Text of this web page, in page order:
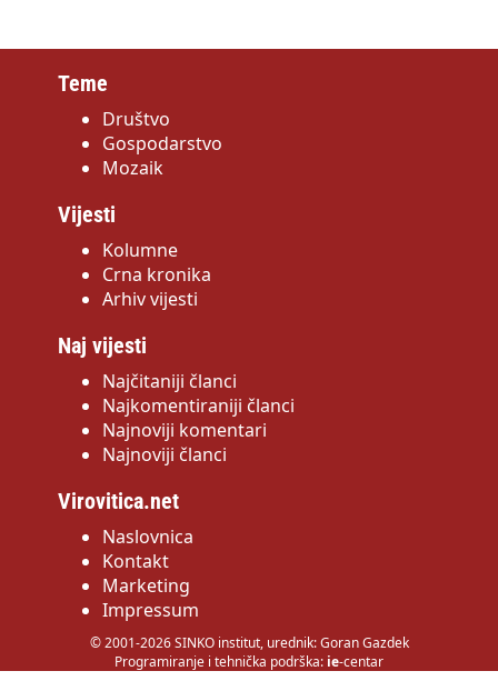
Teme
Društvo
Gospodarstvo
Mozaik
Vijesti
Kolumne
Crna kronika
Arhiv vijesti
Naj vijesti
Najčitaniji članci
Najkomentiraniji članci
Najnoviji komentari
Najnoviji članci
Virovitica.net
Naslovnica
Kontakt
Marketing
Impressum
© 2001-2026 SINKO institut, urednik: Goran Gazdek
Programiranje i tehnička podrška: ie-centar